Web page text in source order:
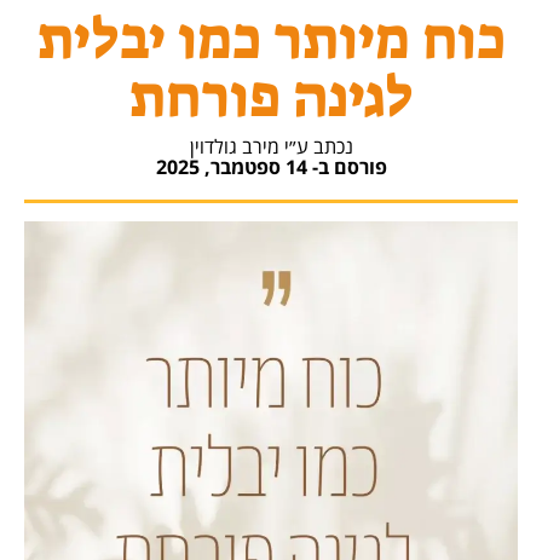
כוח מיותר כמו יבלית
לגינה פורחת
נכתב ע״י מירב גולדוין
פורסם ב- 14 ספטמבר, 2025